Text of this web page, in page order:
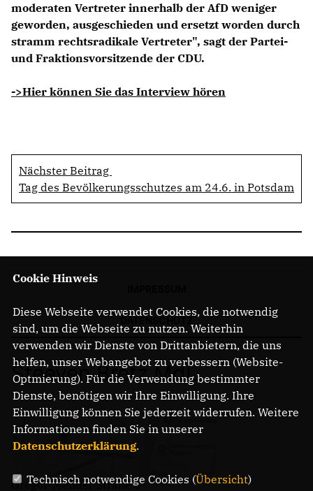
moderaten Vertreter innerhalb der AfD weniger
geworden, ausgeschieden und ersetzt worden durch
stramm rechtsradikale Vertreter", sagt der Partei-
und Fraktionsvorsitzende der CDU.
->Hier können Sie das Interview hören
Nächster Beitrag
Tag des Bevölkerungsschutzes am 24.6. in Potsdam
Steeven Bretz MdL
Gregor-Mendel-Straße 3
Cookie Hinweis
Diese Webseite verwendet Cookies, die notwendig
sind, um die Webseite zu nutzen. Weiterhin
verwenden wir Dienste von Drittanbietern, die uns
helfen, unser Webangebot zu verbessern (Website-
Optmierung). Für die Verwendung bestimmter
Dienste, benötigen wir Ihre Einwilligung. Ihre
Einwilligung können Sie jederzeit widerrufen. Weitere
Informationen finden Sie in unserer
Datenschutzerklärung.
Technisch notwendige Cookies (Übersicht)